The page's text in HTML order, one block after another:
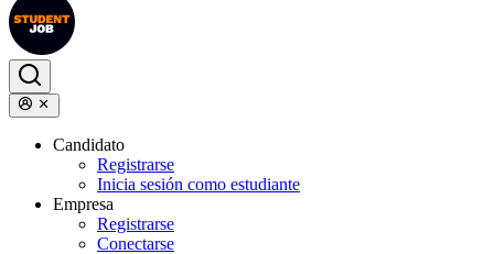
Candidato
Registrarse
Inicia sesión como estudiante
Empresa
Registrarse
Conectarse